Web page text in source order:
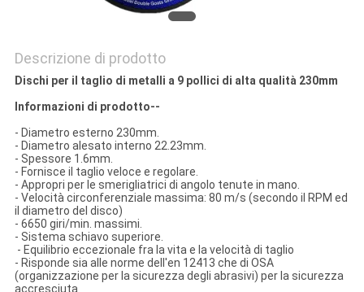
Descrizione di prodotto
Dischi per il taglio di metalli a 9 pollici di alta qualità 230mm
Informazioni di prodotto--
- Diametro esterno 230mm.
- Diametro alesato interno 22.23mm.
- Spessore 1.6mm.
- Fornisce il taglio veloce e regolare.
- Appropri per le smerigliatrici di angolo tenute in mano.
- Velocità circonferenziale massima: 80 m/s (secondo il RPM ed
il diametro del disco)
- 6650 giri/min. massimi.
- Sistema schiavo superiore.
- Equilibrio eccezionale fra la vita e la velocità di taglio
- Risponde sia alle norme dell'en 12413 che di OSA
(organizzazione per la sicurezza degli abrasivi) per la sicurezza
accresciuta